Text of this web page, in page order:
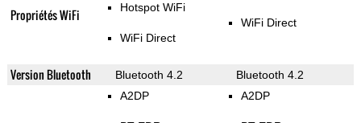
Propriétés WiFi Hotspot WiFi
WiFi Direct
WiFi Direct
Version Bluetooth Bluetooth 4.2 Bluetooth 4.2
A2DP A2DP